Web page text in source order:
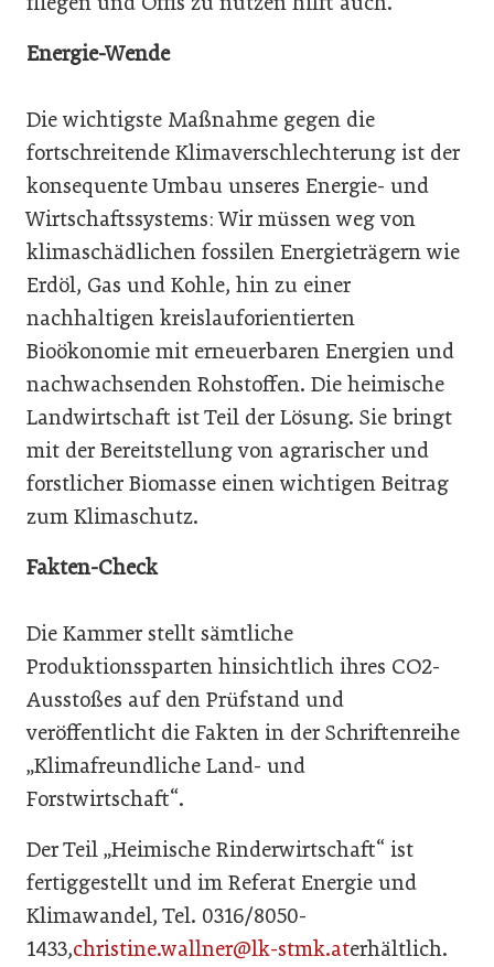
Energie-Wende
Die wichtigste Maßnahme gegen die
fortschreitende Klimaverschlechterung ist der
konsequente Umbau unseres Energie- und
Wirtschaftssystems: Wir müssen weg von
klimaschädlichen fossilen Energieträgern wie
Erdöl, Gas und Kohle, hin zu einer
nachhaltigen kreislauforientierten
Bioökonomie mit erneuerbaren Energien und
nachwachsenden Rohstoffen. Die heimische
Landwirtschaft ist Teil der Lösung. Sie bringt
mit der Bereitstellung von agrarischer und
forstlicher Biomasse einen wichtigen Beitrag
zum Klimaschutz.
Fakten-Check
Die Kammer stellt sämtliche
Produktionssparten hinsichtlich ihres CO2-
Ausstoßes auf den Prüfstand und
veröffentlicht die Fakten in der Schriftenreihe
„Klimafreundliche Land- und
Forstwirtschaft“.
Der Teil „Heimische Rinderwirtschaft“ ist
fertiggestellt und im Referat Energie und
Klimawandel, Tel. 0316/8050-
1433,christine.wallner@lk-stmk.aterhältlich.